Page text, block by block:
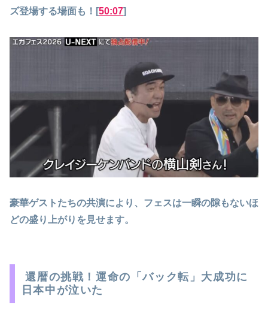
ズ登場する場面も！[50:07]
豪華ゲストたちの共演により、フェスは一瞬の隙もないほ
どの盛り上がりを見せます。
還暦の挑戦！運命の「バック転」大成功に
日本中が泣いた